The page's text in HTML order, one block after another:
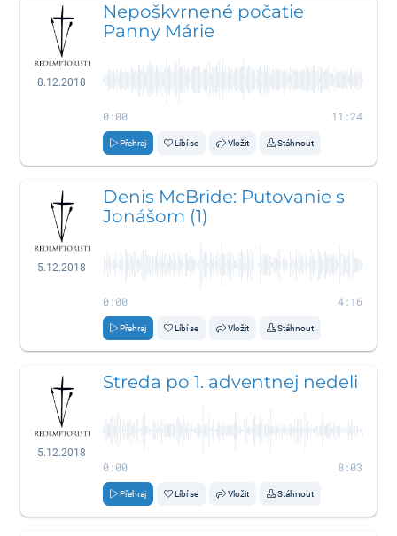
8.12.2018
Nepoškvrnené počatie
Panny Márie
0:00 11:24
Přehraj Líbí se Vložit Stáhnout
5.12.2018
Denis McBride: Putovanie s
Jonášom (1)
0:00 4:16
Přehraj Líbí se Vložit Stáhnout
5.12.2018
Streda po 1. adventnej nedeli
0:00 8:03
Přehraj Líbí se Vložit Stáhnout